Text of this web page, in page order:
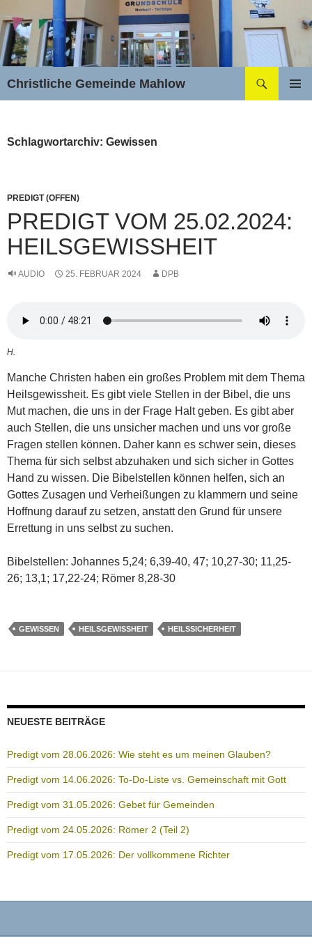
Inhalt
springen
Christliche Gemeinde Mahlow
Schlagwortarchiv: Gewissen
PREDIGT (OFFEN)
PREDIGT VOM 25.02.2024:
HEILSGEWISSHEIT
AUDIO 25. FEBRUAR 2024 DPB
H.
Manche Christen haben ein großes Problem mit dem Thema
Heilsgewissheit. Es gibt viele Stellen in der Bibel, die uns
Mut machen, die uns in der Frage Halt geben. Es gibt aber
auch Stellen, die uns unsicher machen und uns vor große
Fragen stellen können. Daher kann es schwer sein, dieses
Thema für sich selbst abzuhaken und sich sicher in Gottes
Hand zu wissen. Die Bibelstellen können helfen, sich an
Gottes Zusagen und Verheißungen zu klammern und seine
Hoffnung darauf zu setzen, anstatt den Grund für unsere
Errettung in uns selbst zu suchen.
Bibelstellen: Johannes 5,24; 6,39-40, 47; 10,27-30; 11,25-
26; 13,1; 17,22-24; Römer 8,28-30
GEWISSEN HEILSGEWISSHEIT HEILSSICHERHEIT
NEUESTE BEITRÄGE
Predigt vom 28.06.2026: Wie steht es um meinen Glauben?
Predigt vom 14.06.2026: To-Do-Liste vs. Gemeinschaft mit Gott
Predigt vom 31.05.2026: Gebet für Gemeinden
Predigt vom 24.05.2026: Römer 2 (Teil 2)
Predigt vom 17.05.2026: Der vollkommene Richter